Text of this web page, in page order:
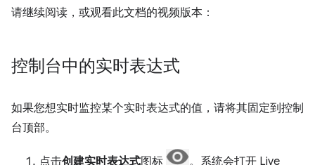
请继续阅读，或观看此文档的视频版本：
控制台中的实时表达式
如果您想实时监控某个实时表达式的值，请将其固定到控制
台顶部。
点击创建实时表达式图标
。系统会打开 Live